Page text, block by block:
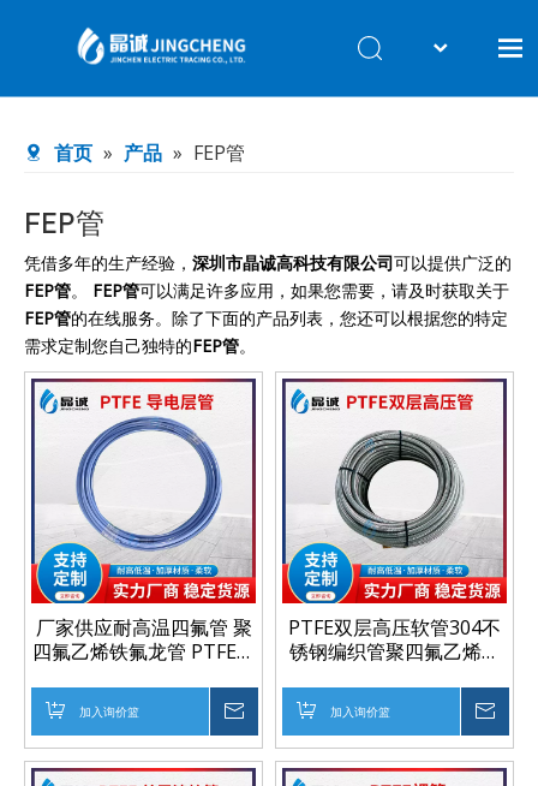
产品
工厂档案
关于我们
联系我们
首页 » 产品 » FEP管
FEP管
凭借多年的生产经验， 深圳市晶诚高科技有限公司可以提供广泛的
FEP管。 FEP管可以满足许多应用，如果您需要，请及时获取关于
FEP管的在线服务。除了下面的产品列表，您还可以根据您的特定
需求定制您自己独特的FEP管。
厂家供应耐高温四氟管 聚
四氟乙烯铁氟龙管 PTFE导
加入询价篮
PTFE双层高压软管304不
锈钢编织管聚四氟乙烯管
加入询价篮